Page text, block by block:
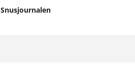
Snusjournalen